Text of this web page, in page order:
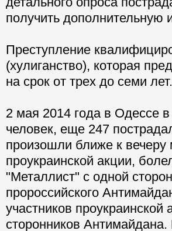
получить
Преступление
(хулиганство), которая
на срок от трех до семи лет.
2 мая 2014 года в Одессе
человек, еще 247
произошли ближе к вечеру
проукраинской акции,
"Металлист" с одной
пророссийского
участников проукраинской
сторонников